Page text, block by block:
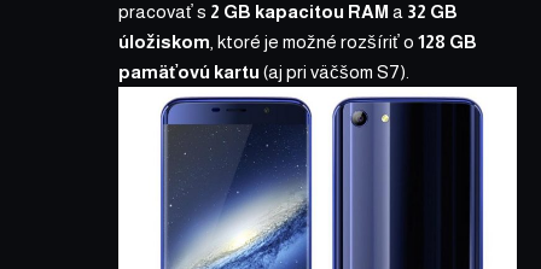
pracovať s 2 GB kapacitou RAM a 32 GB
úložiskom , ktoré je možné rozšíriť o 128 GB
pamäťovú kartu (aj pri väčšom S7).